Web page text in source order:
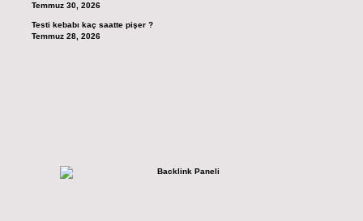
Temmuz 30, 2026
Testi kebabı kaç saatte pişer ?
Temmuz 28, 2026